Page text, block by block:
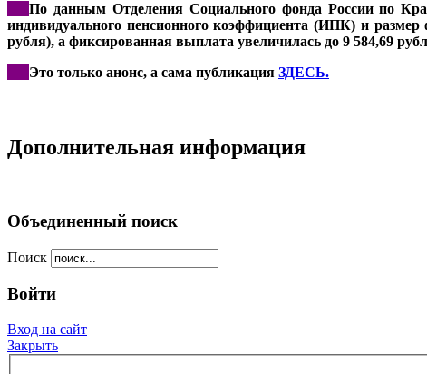
По данным Отделения Социального фонда России по
индивидуального пенсионного коэффициента (ИПК) и
рубля), а фиксированная выплата увеличилась до 9 584,69
Это только анонс, а сама публикация ЗДЕСЬ.
Дополнительная информация
Объединенный поиск
Поиск
Войти
Вход на сайт
Закрыть